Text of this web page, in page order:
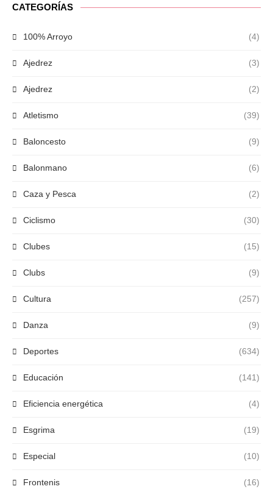
CATEGORÍAS
100% Arroyo (4)
Ajedrez (3)
Ajedrez (2)
Atletismo (39)
Baloncesto (9)
Balonmano (6)
Caza y Pesca (2)
Ciclismo (30)
Clubes (15)
Clubs (9)
Cultura (257)
Danza (9)
Deportes (634)
Educación (141)
Eficiencia energética (4)
Esgrima (19)
Especial (10)
Frontenis (16)